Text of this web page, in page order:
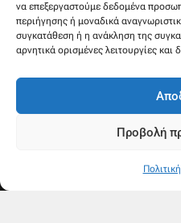
να επεξεργαστούμε δεδομένα
περιήγησης ή μοναδικά
συγκατάθεση ή η ανάκληση της
αρνητικά ορισμένες λειτουργίες και
Προβολή